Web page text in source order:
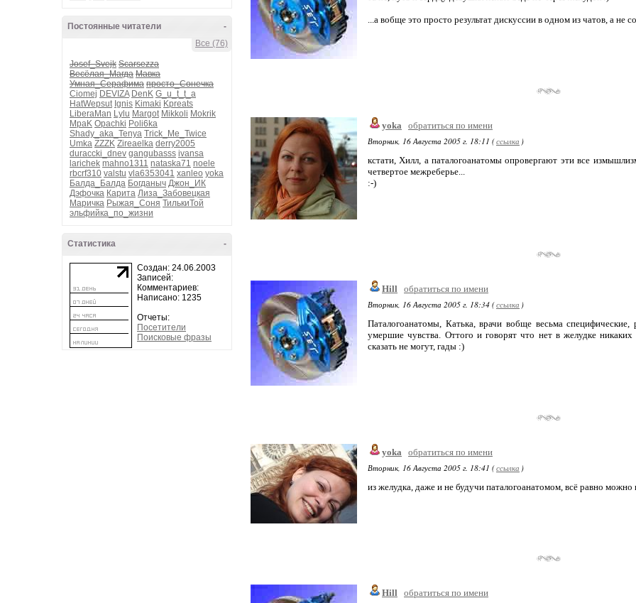
-
Постоянные читатели
Все (76)
Josef_Svejk Scarsezza
Весёлая_Магда Мавка
Умная_Серафима просто_Сонечка
Ciomej DEVIZA DenK G_u_t_t_a
HatWepsut Ignis Kimaki Kpreats
LiberaMan Lylu Margot Mikkoli Mokrik
MpaK Opachki Poli6ka
Shady_aka_Tenya Trick_Me_Twice
Umka ZZZK Zireaelka derry2005
duraccki_dnev gangubasss ivansa
larichek mahno1311 nataska71 noele
rbcrf310 valstu vla6353041 xanleo yoka
Балда_Балда Богданыч Джон_ИК
Дэфочка Карита Лиза_Забовецкая
Маричка Рыжая_Соня ТилькиТой
эльфийка_по_жизни
-
Статистика
Создан: 24.06.2003
Записей:
Комментариев:
Написано: 1235
Отчеты:
Посетители
Поисковые фразы
...а вобще это просто результат дискуссии в одном из чатов, а не
yoka
обратиться по имени
Вторник, 16 Августа 2005 г. 18:11 (ссылка )
кстати, Хилл, а паталогоанатомы опровергают эти все
четвертое межреберье...
:-)
Hill обратиться по имени
Вторник, 16 Августа 2005 г. 18:34 (ссылка )
Паталогоанатомы, Катька, врачи вобще весьма
умершие чувства. Оттого и говорят что нет в желудке
сказать не могут, гады :)
yoka
обратиться по имени
Вторник, 16 Августа 2005 г. 18:41 (ссылка )
из желудка, даже и не будучи паталогоанатомом, всё равно можно
Hill обратиться по имени